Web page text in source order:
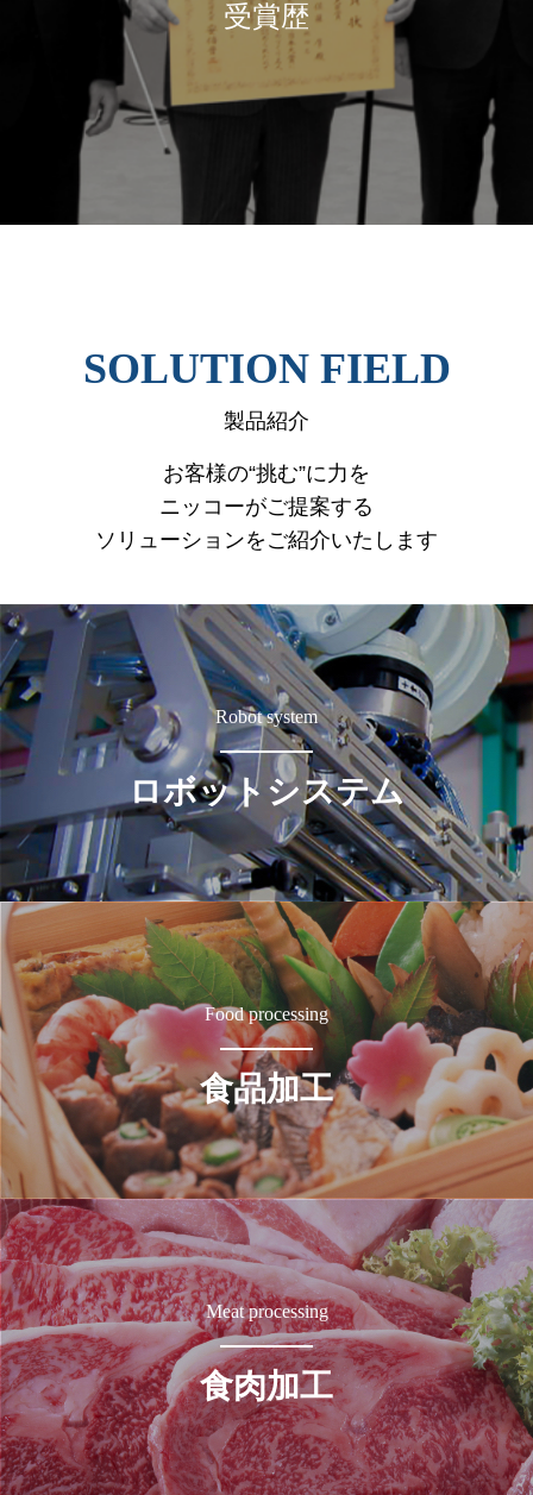
受賞歴
SOLUTION FIELD
製品紹介
お客様の“挑む”に力を
ニッコーがご提案する
ソリューションをご紹介いたします
Robot system
ロボットシステム
Food processing
食品加工
Meat processing
食肉加工